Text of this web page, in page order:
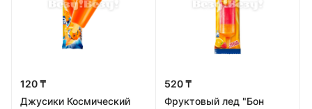
120 ₸
Джусики Космический
520 ₸
Фруктовый лед "Бон